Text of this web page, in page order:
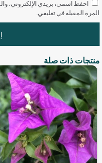
احفظ اسمي، بريدي الإلكتروني،
المرة المقبلة في تعليقي.
منتجات ذات صلة